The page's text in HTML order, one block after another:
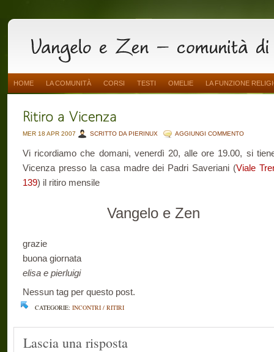
HOME LA COMUNITÀ CORSI TESTI OMELIE LA FUNZIONE
MER 18 APR 2007 SCRITTO DA PIERINUX AGGIUNGI COMMENTO
Vi ricordiamo che domani, venerdì 20, alle ore 19.00, si
Vicenza presso la casa madre dei Padri Saveriani (Viale
139) il ritiro mensile
Vangelo e Zen
grazie
buona giornata
elisa e pierluigi
Nessun tag per questo post.
CATEGORIE: INCONTRI / RITIRI
Lascia una risposta